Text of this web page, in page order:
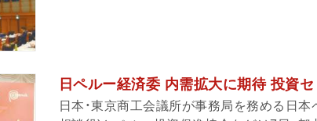
日ペルー経済委 内需拡大に期待 投資
日本・東京商工会議所が事務局を務める日